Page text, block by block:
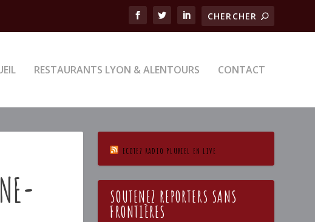
RESTAURANTS LYON & ALENTOURS CONTACT
ECOTEZ RADIO PLURIEL EN LIVE
SOUTENEZ REPORTERS SANS
FRONTIÈRES